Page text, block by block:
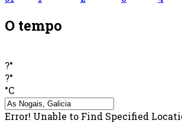
O tempo
?°
?°
°C
Error! Unable to Find Specified